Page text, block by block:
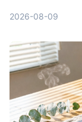
2026-08-09